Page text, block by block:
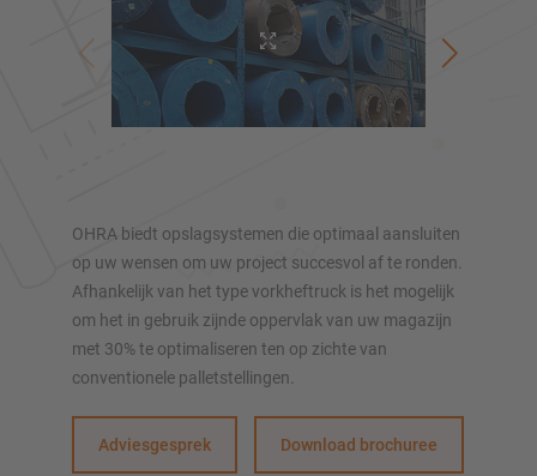
OHRA biedt opslagsystemen die optimaal aansluiten
op uw wensen om uw project succesvol af te ronden.
Afhankelijk van het type vorkheftruck is het mogelijk
om het in gebruik zijnde oppervlak van uw magazijn
met 30% te optimaliseren ten op zichte van
conventionele palletstellingen.
Adviesgesprek Download brochuree
OVERZICHT VAN OPSLAGSYSTEMEN
Palletstellingen
Verrijdbare stellingen
Automatische opslagsystemen
Verticale opslag
Plan uw stellingsysteem individueel met onze configurators
– inclusief directe aanvraag
Configureer stelling nu